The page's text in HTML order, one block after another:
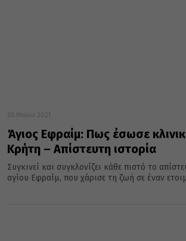
05 Μαΐου 2021
Άγιος Εφραίμ: Πως έσωσε
Κρήτη – Απίστευτη ιστορία
Συγκινεί και συγκλονίζει κάθε πιστό το
αγίου Εφραίμ, που χάρισε τη ζωή σε έναν